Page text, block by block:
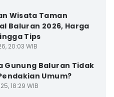
Wisata Taman
Baluran 2026, Harga
Tips
20:03 WIB
Gunung Baluran Tidak
Umum?
18:29 WIB